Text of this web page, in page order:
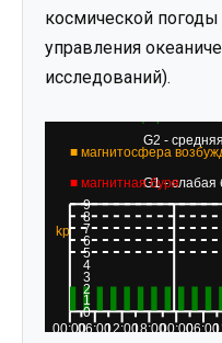
космической
управления
исследований).